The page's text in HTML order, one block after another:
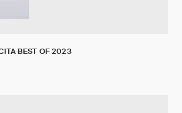
BEST OF 2023